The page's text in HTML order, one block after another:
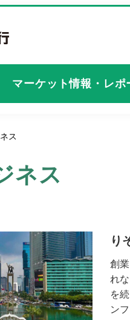
マーケット情報・レポ
ス
ネス
り
創
れ
を
ン